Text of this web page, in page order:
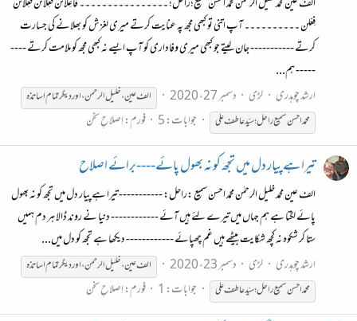
الف عین محمد خلیل الرحمٰن محمّد احسن سمیع؛راحل؛ ۔۔۔۔۔۔۔۔۔۔۔۔۔۔۔۔ فاعِلاتن فَعِلاتن فَعِلاتن
فِعْلن ۔۔۔۔۔۔۔۔۔۔ آپ اتنی تو کبھی مجھ پہ عنایت کرتے میری لغزش کو بھلانے کی جسارت
کرتے ----------- جان لیتے جو کبھی میری وفاداری کو آپ ایسے نہ کبھی مجھ کو ملامت کرتے ----
----- ہم...
ارشد چوہدری
لڑی دسمبر 27، 2020
الف عین ، خلیل الرحمن ، اور دیگر تمام اساتذہ
محمّداحسنسمیعراحل؛سیّدعاطفعلی جوابات: 5 فورم:اِصلاحِ سخن
تیرا ہے پیار دل میں تجھ کو نہ بھول پائے----برائے اصلاح
الف عین محمد خلیل الرحمٰن محمّد احسن سمیع :راحل: ----------- تیرا ہے پیار دل میں تجھ کو نہ بھول
پائے لگتا ہے ہم جہاں میں تیرے لئے ہیں آئے ------------ دنیا نے روند ڈالا ہر دم ہمیں
ستا کر شکوہ نہ کچھ شکایت بیٹھے ہیں غم چھپائے ------------ دیکھا ہے تجھ کو دل میں...
ارشد چوہدری
لڑی دسمبر 23، 2020
الف عین ، خلیل الرحمن ، اور دیگر تمام اساتذہ
محمّداحسنسمیعراحل؛سیّدعاطفعلی جوابات: 1 فورم:اِصلاحِ سخن